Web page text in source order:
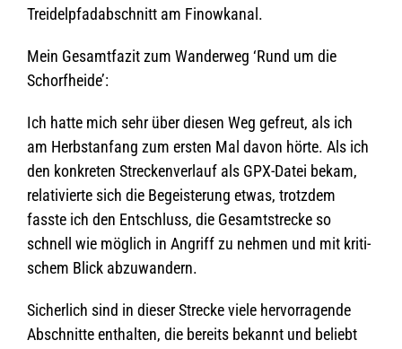
Trei­del­pfad­ab­schnitt am Finowkanal.
Mein Gesamt­fa­zit zum Wan­der­weg ‘Rund um die
Schorfheide’:
Ich hatte mich sehr über die­sen Weg gefreut, als ich
am Herbst­an­fang zum ers­ten Mal davon hörte. Als ich
den kon­kre­ten Stre­cken­ver­lauf als GPX-Datei bekam,
rela­ti­vierte sich die Begeis­te­rung etwas, trotz­dem
fasste ich den Ent­schluss, die Gesamt­stre­cke so
schnell wie mög­lich in Angriff zu neh­men und mit kri­ti­
schem Blick abzuwandern.
Sicher­lich sind in die­ser Stre­cke viele her­vor­ra­gende
Abschnitte ent­hal­ten, die bereits bekannt und beliebt